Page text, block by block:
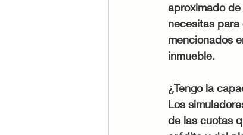
aproximado
necesitas
mencionados
inmueble.
¿Tengo la
Los
de las cuotas